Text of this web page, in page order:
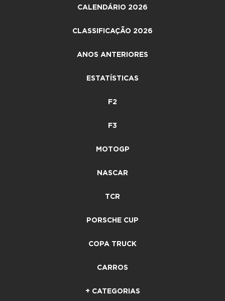
CALENDÁRIO 2026
CLASSIFICAÇÃO 2026
ANOS ANTERIORES
ESTATÍSTICAS
F2
F3
MOTOGP
NASCAR
TCR
PORSCHE CUP
COPA TRUCK
CARROS
+ CATEGORIAS